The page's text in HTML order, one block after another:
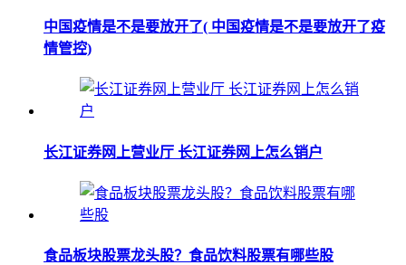
中国疫情是不是要放开了( 中国疫情是不是要放开了疫
情管控)
长江证券网上营业厅 长江证券网上怎么销户
食品板块股票龙头股？食品饮料股票有哪些股